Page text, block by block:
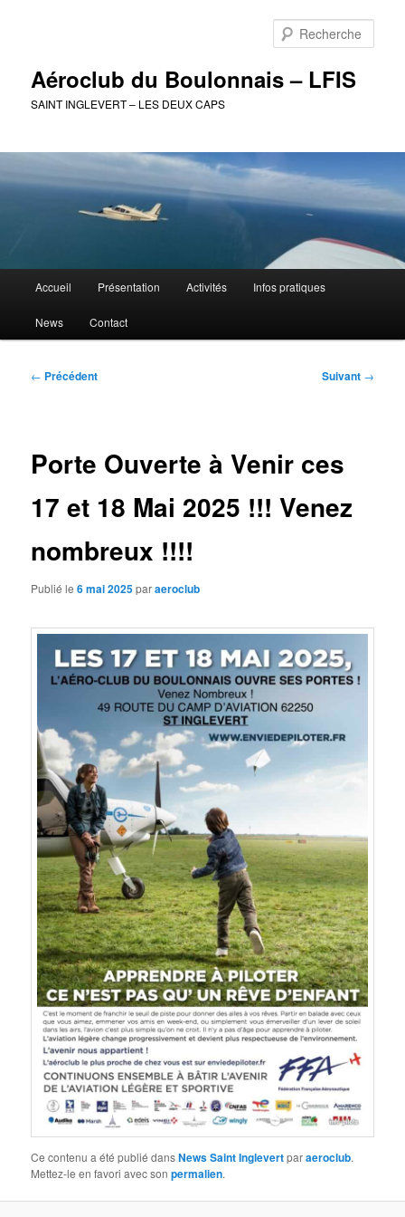
Aéroclub du Boulonnais – LFIS
SAINT INGLEVERT – LES DEUX CAPS
principal
Accueil Présentation Activités Infos pratiques
News Contact
Navigation
← Précédent Suivant →
Porte Ouverte à Venir ces
17 et 18 Mai 2025 !!! Venez
nombreux !!!!
Publié le6 mai 2025paraeroclub
Ce contenu a été publié dansNews Saint Inglevertparaeroclub.
Mettez-le en favori avec sonpermalien.